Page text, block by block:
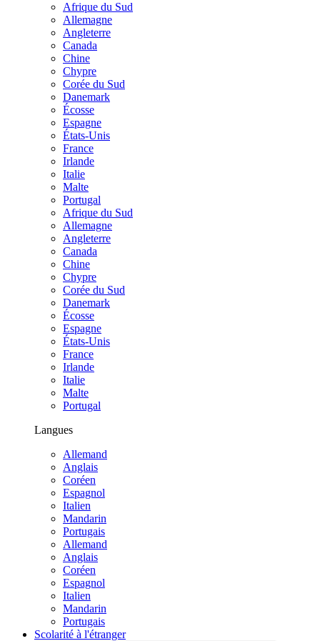
Afrique du Sud
Allemagne
Angleterre
Canada
Chine
Chypre
Corée du Sud
Danemark
Écosse
Espagne
États-Unis
France
Irlande
Italie
Malte
Portugal
Afrique du Sud
Allemagne
Angleterre
Canada
Chine
Chypre
Corée du Sud
Danemark
Écosse
Espagne
États-Unis
France
Irlande
Italie
Malte
Portugal
Langues
Allemand
Anglais
Coréen
Espagnol
Italien
Mandarin
Portugais
Allemand
Anglais
Coréen
Espagnol
Italien
Mandarin
Portugais
Scolarité à l'étranger